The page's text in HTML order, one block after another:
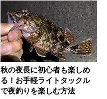
秋の夜長に初心者も楽しめ
る！お手軽ライトタックル
で夜釣りを楽しむ方法